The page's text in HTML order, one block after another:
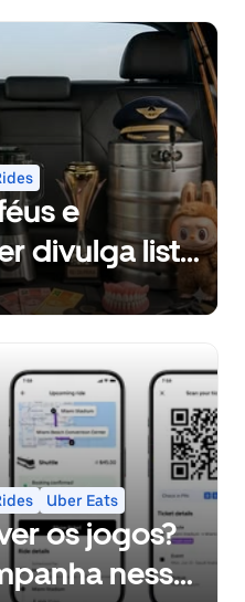
e
divulga lista
em
Uber Eats
os jogos?
nessa